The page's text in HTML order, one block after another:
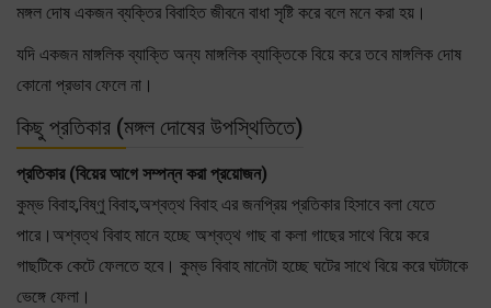
মঙ্গল দোষ একজন ব্যক্তির বিবাহিত জীবনে বাধা সৃষ্টি করে বলে মনে করা হয়।
যদি একজন মাঙ্গলিক ব্যাক্তি অন্য মাঙ্গলিক ব্যাক্তিকে বিয়ে করে তবে মাঙ্গলিক দোষ
কোনো প্রভাব ফেলে না।
কিছু প্রতিকার (মঙ্গল দোষের উপস্থিতিতে)
প্রতিকার (বিয়ের আগে সম্পন্ন করা প্রয়োজন)
কুম্ভ বিবাহ,বিষ্ণু বিবাহ,অশ্বত্থ বিবাহ এর জনপ্রিয় প্রতিকার হিসাবে বলা যেতে
পারে।অশ্বত্থ বিবাহ মানে হচ্ছে অশ্বত্থ গাছ বা কলা গাছের সাথে বিয়ে করে
গাছটিকে কেটে ফেলতে হবে। কুম্ভ বিবাহ মানেটা হচ্ছে ঘটের সাথে বিয়ে করে ঘটটাকে
ভেঙ্গে ফেলা।